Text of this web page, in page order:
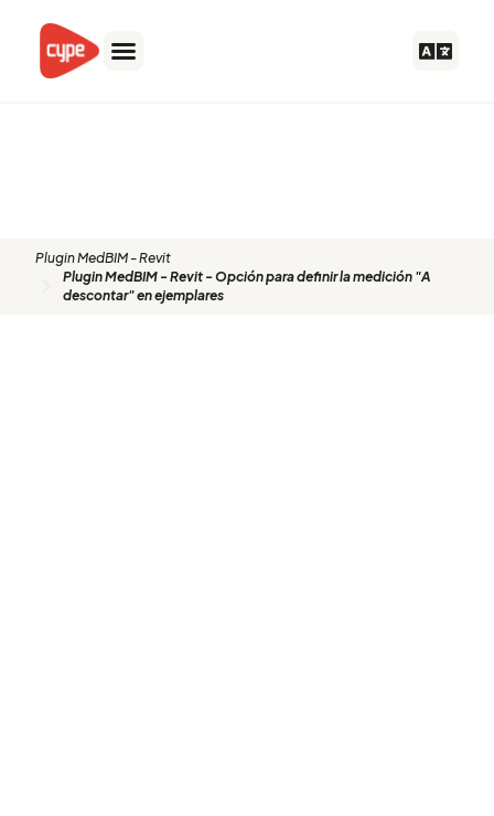
contenido
Plugin MedBIM - Revit
Plugin MedBIM - Revit - Opción para definir la medición "A
descontar" en ejemplares